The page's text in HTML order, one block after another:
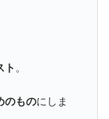
ト 。
のものにしま